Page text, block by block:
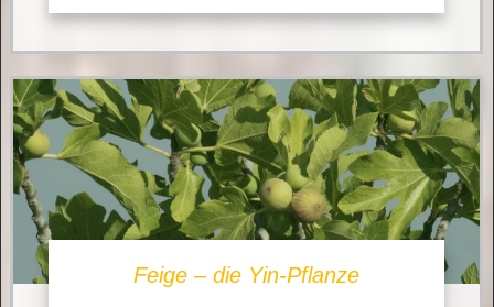
Feige – die Yin-Pflanze